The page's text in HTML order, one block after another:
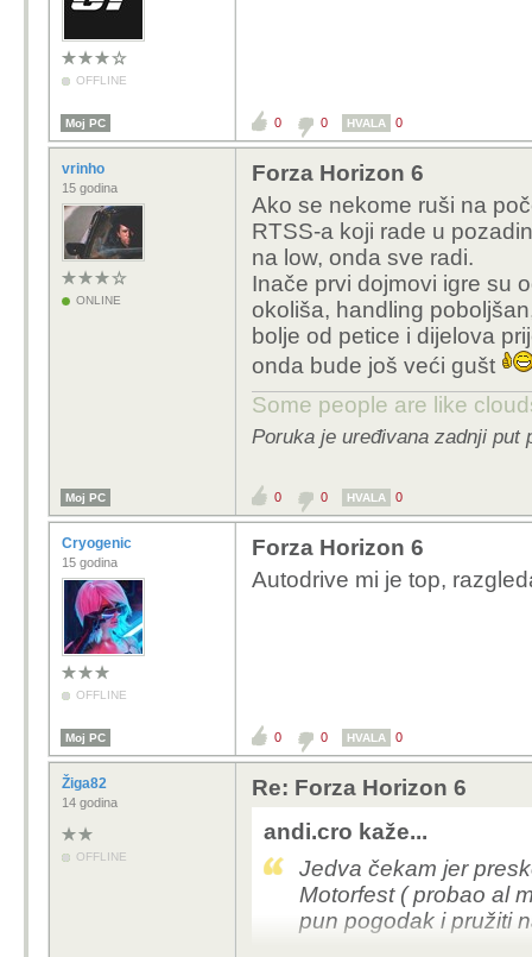
OFFLINE
Moj PC 0 0 HVALA 0
vrinho
15 godina
ONLINE
Forza Horizon 6
Ako se nekome ruši na
RTSS-a koji rade u
na low, onda sve radi.
Inače prvi dojmovi igre su
okoliša, handling
bolje od petice i dijelova
onda bude još veći gušt
Some people are like
Poruka je uređivana zadnji put
Moj PC 0 0 HVALA 0
Cryogenic
15 godina
OFFLINE
Forza Horizon 6
Autodrive mi je top,
Moj PC 0 0 HVALA 0
Žiga82
14 godina
OFFLINE
Re: Forza Horizon 6
andi.cro kaže...
Jedva čekam jer
Motorfest ( probao al
pun pogodak i pružiti